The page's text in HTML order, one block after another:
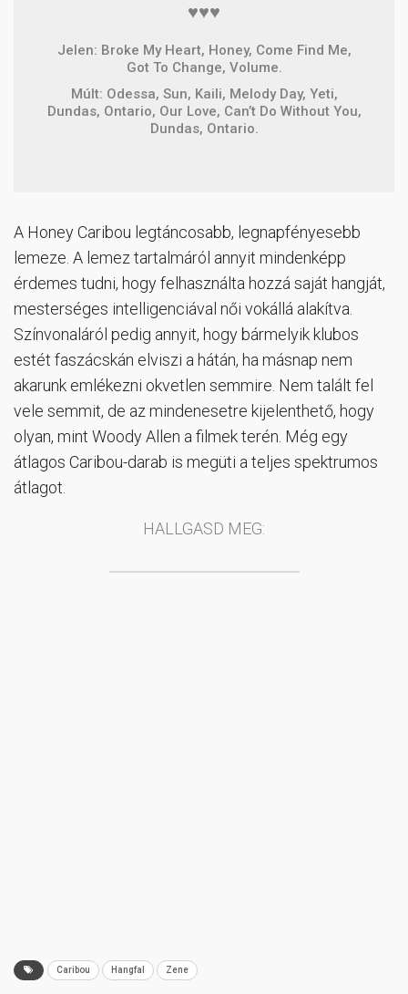
♥♥♥
Jelen: Broke My Heart, Honey, Come Find Me,
Got To Change, Volume.
Múlt: Odessa, Sun, Kaili, Melody Day, Yeti,
Dundas, Ontario, Our Love, Can’t Do Without You,
Dundas, Ontario.
A Honey Caribou legtáncosabb, legnapfényesebb
lemeze. A lemez tartalmáról annyit mindenképp
érdemes tudni, hogy felhasználta hozzá saját hangját,
mesterséges intelligenciával női vokállá alakítva.
Színvonaláról pedig annyit, hogy bármelyik klubos
estét faszácskán elviszi a hátán, ha másnap nem
akarunk emlékezni okvetlen semmire. Nem talált fel
vele semmit, de az mindenesetre kijelenthető, hogy
olyan, mint Woody Allen a filmek terén. Még egy
átlagos Caribou-darab is megüti a teljes spektrumos
átlagot.
HALLGASD MEG:
Caribou Hangfal Zene